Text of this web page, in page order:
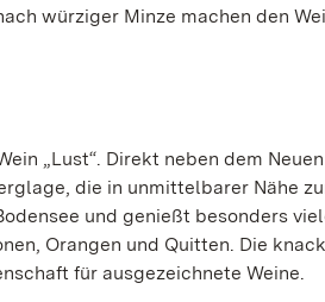
würziger Minze machen den
„Lust“. Direkt neben dem
die in unmittelbarer Nähe
und genießt besonders
Orangen und Quitten. Die
für ausgezeichnete Weine.